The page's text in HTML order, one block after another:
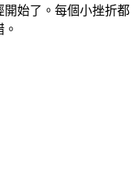
始了。每個小挫折都